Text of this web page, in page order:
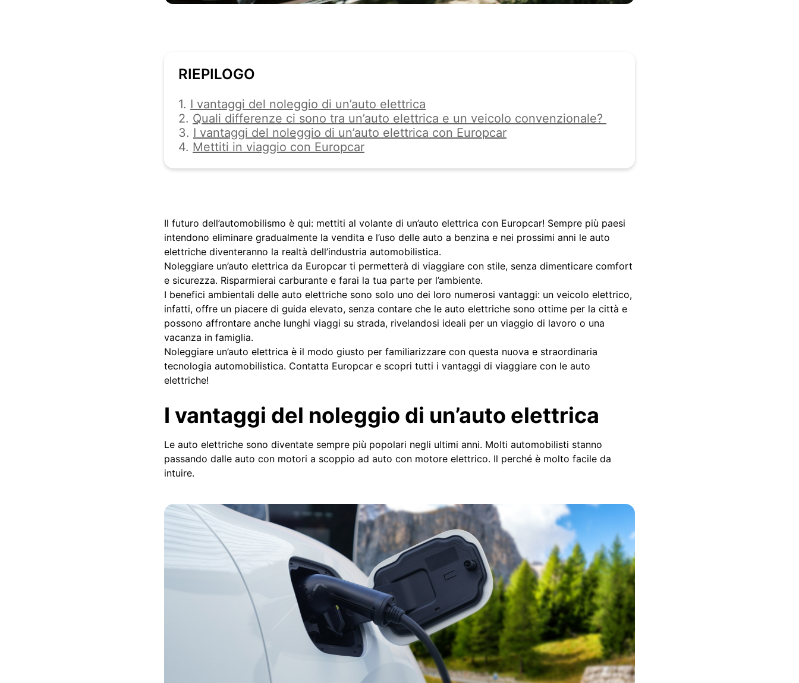
RIEPILOGO
1. I vantaggi del noleggio di un’auto elettrica
2. Quali differenze ci sono tra un’auto elettrica e un veicolo convenzionale?
3. I vantaggi del noleggio di un’auto elettrica con Europcar
4. Mettiti in viaggio con Europcar
Il futuro dell’automobilismo è qui: mettiti al volante di un’auto elettrica con Europcar! Sempre più paesi
intendono eliminare gradualmente la vendita e l’uso delle auto a benzina e nei prossimi anni le auto
elettriche diventeranno la realtà dell’industria automobilistica.
Noleggiare un’auto elettrica da Europcar ti permetterà di viaggiare con stile, senza dimenticare comfort
e sicurezza. Risparmierai carburante e farai la tua parte per l’ambiente.
I benefici ambientali delle auto elettriche sono solo uno dei loro numerosi vantaggi: un veicolo elettrico,
infatti, offre un piacere di guida elevato, senza contare che le auto elettriche sono ottime per la città e
possono affrontare anche lunghi viaggi su strada, rivelandosi ideali per un viaggio di lavoro o una
vacanza in famiglia.
Noleggiare un’auto elettrica è il modo giusto per familiarizzare con questa nuova e straordinaria
tecnologia automobilistica. Contatta Europcar e scopri tutti i vantaggi di viaggiare con le auto
elettriche!
I vantaggi del noleggio di un’auto elettrica
Le auto elettriche sono diventate sempre più popolari negli ultimi anni. Molti automobilisti stanno
passando dalle auto con motori a scoppio ad auto con motore elettrico. Il perché è molto facile da
intuire.